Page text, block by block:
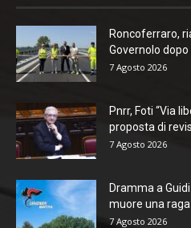
Roncoferraro,
Governolo dopo
7 Agosto 2026
Pnrr, Foti “Via
proposta di
7 Agosto 2026
Dramma a
muore una
7 Agosto 2026